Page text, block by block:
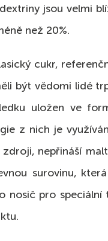
jsou velmi
než 20%.
cukr,
být vědomi lidé
uložen ve
z nich je
nepřináší
surovinu,
nosič pro